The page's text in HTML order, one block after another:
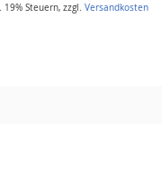
19% Steuern,zzgl.Versandkosten